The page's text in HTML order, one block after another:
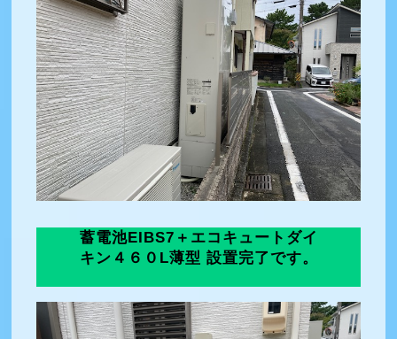
蓄電池EIBS7＋エコキュートダイ
キン４６０L薄型 設置完了です。